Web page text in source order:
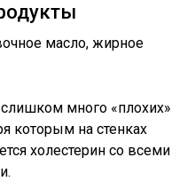
масло, жирное
много «плохих»
которым на стенках
холестерин со всеми